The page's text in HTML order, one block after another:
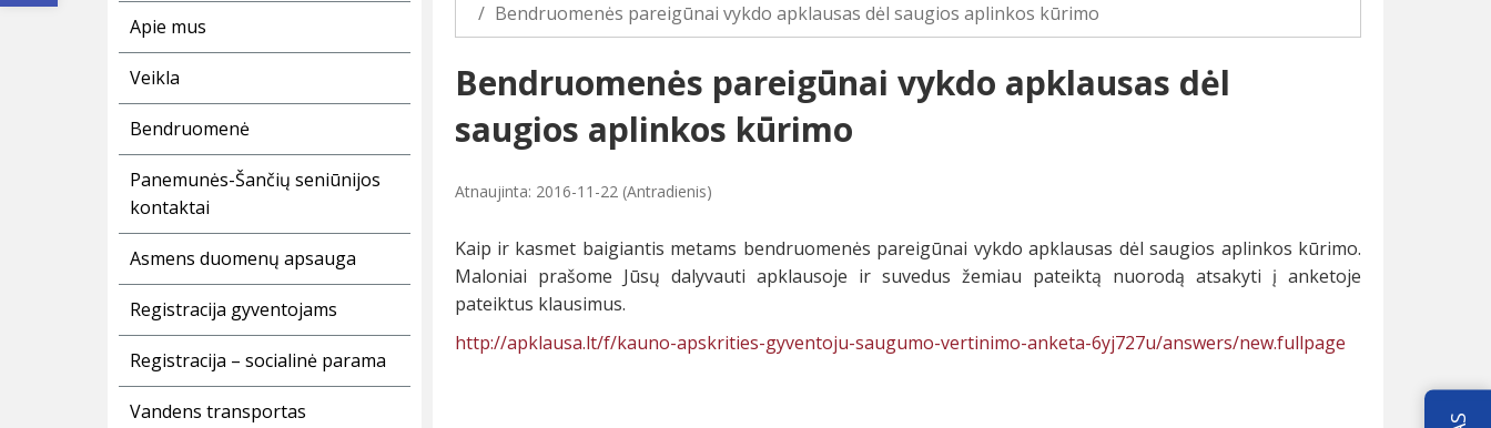
Apie mus
Veikla
Bendruomenė
Panemunės-Šančių seniūnijos
kontaktai
Asmens duomenų apsauga
Registracija gyventojams
Registracija – socialinė parama
Vandens transportas
Bendruomenės pareigūnai vykdo apklausas dėl saugios aplinkos kūrimo
Bendruomenės pareigūnai vykdo apklausas dėl
saugios aplinkos kūrimo
Atnaujinta: 2016-11-22 (Antradienis)
Kaip ir kasmet baigiantis metams bendruomenės pareigūnai vykdo apklausas dėl saugios aplinkos kūrimo.
Maloniai prašome Jūsų dalyvauti apklausoje ir suvedus žemiau pateiktą nuorodą atsakyti į anketoje
pateiktus klausimus.
http://apklausa.lt/f/kauno-apskrities-gyventoju-saugumo-vertinimo-anketa-6yj727u/answers/new.fullpage